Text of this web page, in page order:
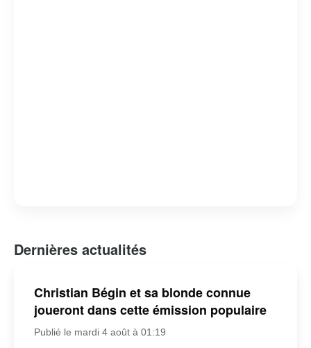
Dernières actualités
Christian Bégin et sa blonde connue
joueront dans cette émission populaire
Publié le mardi 4 août à 01:19